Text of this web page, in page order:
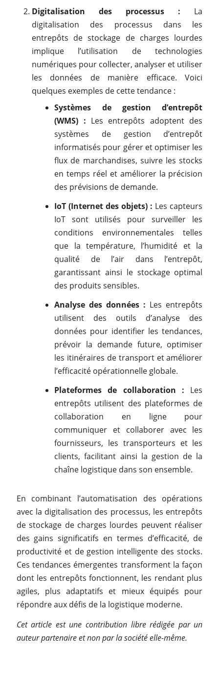
Digitalisation des processus : La
digitalisation des processus dans les
entrepôts de stockage de charges lourdes
implique l’utilisation de technologies
numériques pour collecter, analyser et utiliser
les données de manière efficace. Voici
quelques exemples de cette tendance :
Systèmes de gestion d’entrepôt
(WMS) : Les entrepôts adoptent des
systèmes de gestion d’entrepôt
informatisés pour gérer et optimiser les
flux de marchandises, suivre les stocks
en temps réel et améliorer la précision
des prévisions de demande.
IoT (Internet des objets) : Les capteurs
IoT sont utilisés pour surveiller les
conditions environnementales telles
que la température, l’humidité et la
qualité de l’air dans l’entrepôt,
garantissant ainsi le stockage optimal
des produits sensibles.
Analyse des données : Les entrepôts
utilisent des outils d’analyse des
données pour identifier les tendances,
prévoir la demande future, optimiser
les itinéraires de transport et améliorer
l’efficacité opérationnelle globale.
Plateformes de collaboration : Les
entrepôts utilisent des plateformes de
collaboration en ligne pour
communiquer et collaborer avec les
fournisseurs, les transporteurs et les
clients, facilitant ainsi la gestion de la
chaîne logistique dans son ensemble.
En combinant l’automatisation des opérations
avec la digitalisation des processus, les entrepôts
de stockage de charges lourdes peuvent réaliser
des gains significatifs en termes d’efficacité, de
productivité et de gestion intelligente des stocks.
Ces tendances émergentes transforment la façon
dont les entrepôts fonctionnent, les rendant plus
agiles, plus adaptatifs et mieux équipés pour
répondre aux défis de la logistique moderne.
Cet article est une contribution libre rédigée par un
auteur partenaire et non par la société elle-même.